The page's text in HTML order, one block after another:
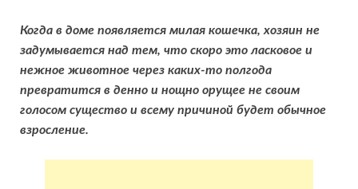
Когда в доме появляется милая кошечка, хозяин не
задумывается над тем, что скоро это ласковое и
нежное животное через каких-то полгода
превратится в денно и нощно орущее не своим
голосом существо и всему причиной будет обычное
взросление.